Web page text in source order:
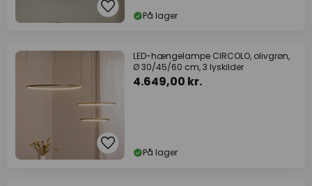
På lager
LED-hængelampe CIRCOLO, olivgrøn,
Ø 30/45/60 cm, 3 lyskilder
4.649,00 kr.
På lager